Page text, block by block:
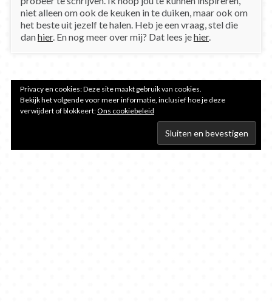
niet alleen om ook de keuken in te duiken, maar ook om
het beste uit jezelf te halen. Heb je een vraag, stel die
danhier. En nog meer over mij? Dat lees jehier.
Privacy en cookies: Deze site maakt gebruik van cookies.
Bekijk het volgende voor meer informatie, inclusief hoe je deze
verwijdert of blokkeert:Ons cookiebeleid